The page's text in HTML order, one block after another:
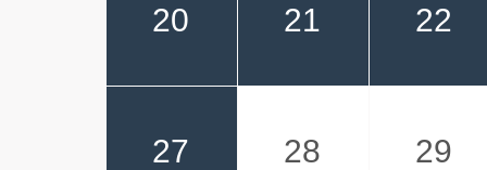
20 21 22
27 28 29